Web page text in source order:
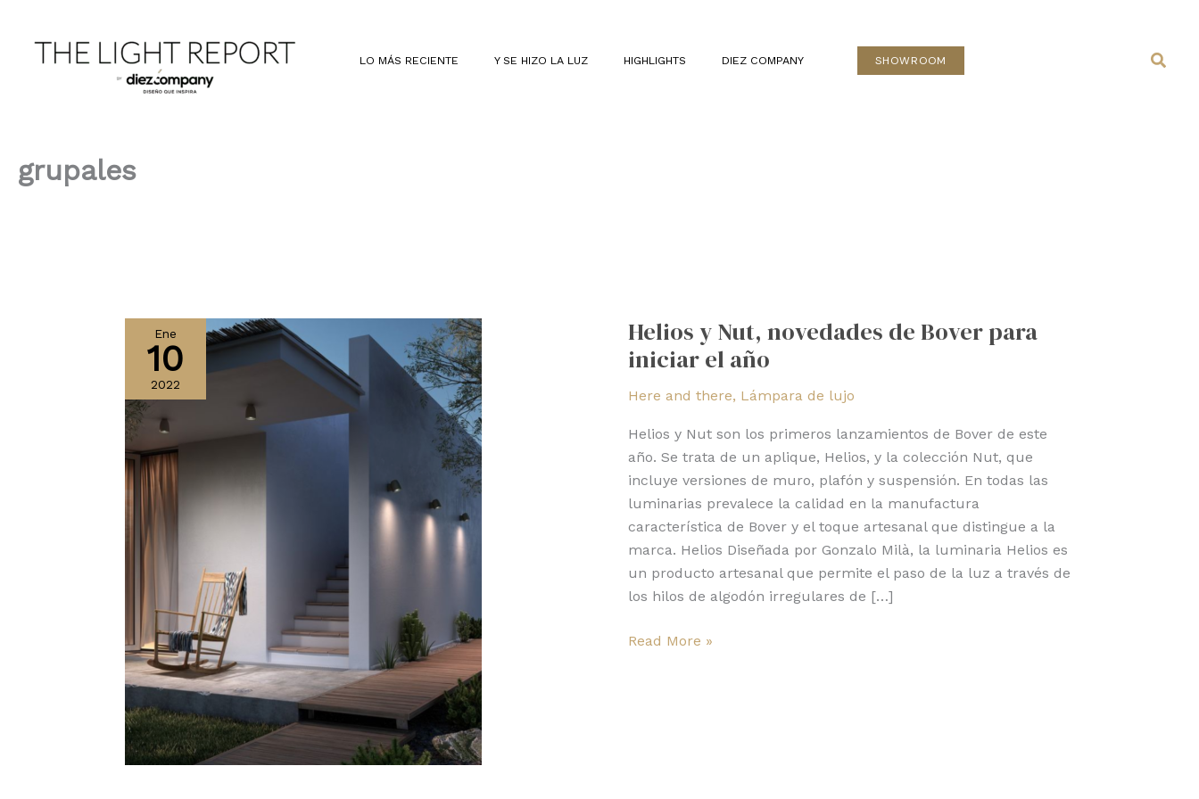
contenido
LO MÁS RECIENTE Y SE HIZO LA LUZ HIGHLIGHTS DIEZ COMPANY SHOWROOM
grupales
Ene
10
2022
Helios y Nut, novedades de Bover para
iniciar el año
Here and there, Lámpara de lujo
Helios y Nut son los primeros lanzamientos de Bover de este
año. Se trata de un aplique, Helios, y la colección Nut, que
incluye versiones de muro, plafón y suspensión. En todas las
luminarias prevalece la calidad en la manufactura
característica de Bover y el toque artesanal que distingue a la
marca. Helios Diseñada por Gonzalo Milà, la luminaria Helios es
un producto artesanal que permite el paso de la luz a través de
los hilos de algodón irregulares de […]
Nut,
novedades
Bover
para
iniciar
el
año
Read More »